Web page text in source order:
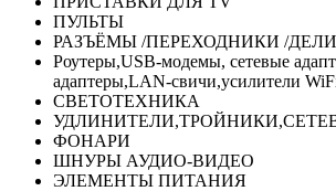
ПУЛЬТЫ
РАЗЪЁМЫ /ПЕРЕХОДНИКИ /
Роутеры,USB-модемы, сетевые
адаптеры,LAN-свичи,усилители
СВЕТОТЕХНИКА
ФОНАРИ
ШНУРЫ АУДИО-ВИДЕО
ЭЛЕМЕНТЫ ПИТАНИЯ